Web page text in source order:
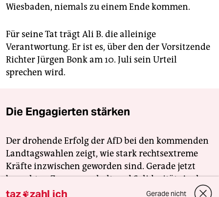
Wiesbaden, niemals zu einem Ende kommen.
Für seine Tat trägt Ali B. die alleinige
Verantwortung. Er ist es, über den der Vorsitzende
Richter Jürgen Bonk am 10. Juli sein Urteil
sprechen wird.
Die Engagierten stärken
Der drohende Erfolg der AfD bei den kommenden
Landtagswahlen zeigt, wie stark rechtsextreme
Kräfte inzwischen geworden sind. Gerade jetzt
braucht es Zusammenhalt und Solidarität. Auch
und vor allem mit den Menschen, die sich vor Ort
taz zahl ich Gerade nicht